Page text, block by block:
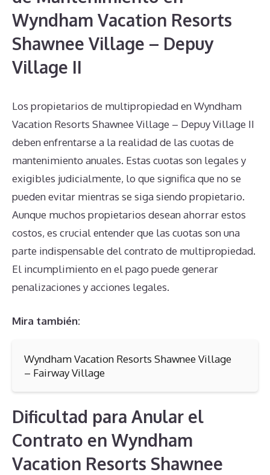
Wyndham Vacation Resorts
Shawnee Village – Depuy
Village II
Los propietarios de multipropiedad en Wyndham
Vacation Resorts Shawnee Village – Depuy Village II
deben enfrentarse a la realidad de las cuotas de
mantenimiento anuales. Estas cuotas son legales y
exigibles judicialmente, lo que significa que no se
pueden evitar mientras se siga siendo propietario.
Aunque muchos propietarios desean ahorrar estos
costos, es crucial entender que las cuotas son una
parte indispensable del contrato de multipropiedad.
El incumplimiento en el pago puede generar
penalizaciones y acciones legales.
Mira también:
Wyndham Vacation Resorts Shawnee Village
– Fairway Village
Dificultad para Anular el
Contrato en Wyndham
Vacation Resorts Shawnee